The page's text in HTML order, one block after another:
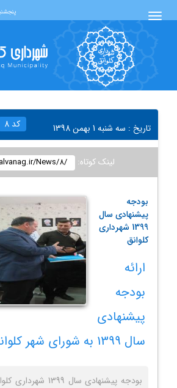
پنجشنبه 15
تاریخ : سه شنبه 1 بهمن 1398 کد 8
لینک کوتاه:
بودجه
پیشنهادی سال
1399 شهرداری
کلوانق
ارائه
بودجه
پیشنهادی
سال 1399 به شورای شهر کلوانق
بودجه پیشنهادی سال